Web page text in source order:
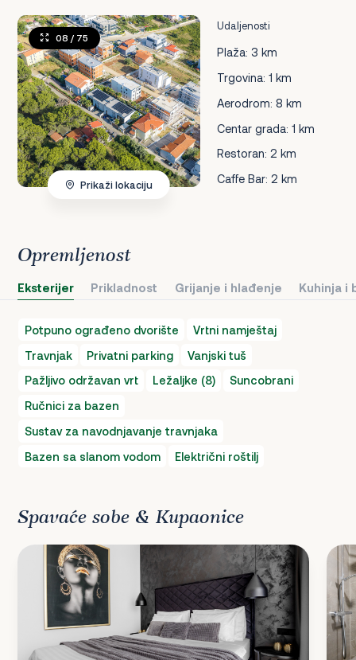
Udaljenosti
Plaža: 3 km
Trgovina: 1 km
Aerodrom: 8 km
Centar grada: 1 km
Restoran: 2 km
Caffe Bar: 2 km
08 / 75
Prikaži lokaciju
Opremljenost
Eksterijer Prikladnost Grijanje i hlađenje Kuhinja i
Potpuno ograđeno dvorište
Vrtni namještaj
Travnjak
Privatni parking
Vanjski tuš
Pažljivo održavan vrt
Ležaljke (8)
Suncobrani
Ručnici za bazen
Sustav za navodnjavanje travnjaka
Bazen sa slanom vodom
Električni roštilj
Spavaće sobe & Kupaonice